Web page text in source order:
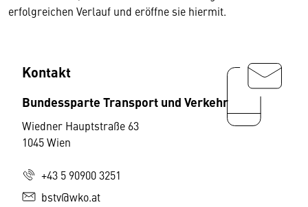
erfolgreichen Verlauf und eröffne sie hiermit.
Kontakt
Bundessparte Transport und Verkehr
Wiedner Hauptstraße 63
1045 Wien
+43 5 90900 3251
bstv@wko.at